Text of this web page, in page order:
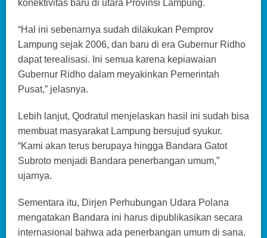
konektivitas baru di utara Provinsi Lampung.
“Hal ini sebenarnya sudah dilakukan Pemprov
Lampung sejak 2006, dan baru di era Gubernur Ridho
dapat terealisasi. Ini semua karena kepiawaian
Gubernur Ridho dalam meyakinkan Pemerintah
Pusat,” jelasnya.
Lebih lanjut, Qodratul menjelaskan hasil ini sudah bisa
membuat masyarakat Lampung bersujud syukur.
“Kami akan terus berupaya hingga Bandara Gatot
Subroto menjadi Bandara penerbangan umum,”
ujarnya.
Sementara itu, Dirjen Perhubungan Udara Polana
mengatakan Bandara ini harus dipublikasikan secara
internasional bahwa ada penerbangan umum di sana.